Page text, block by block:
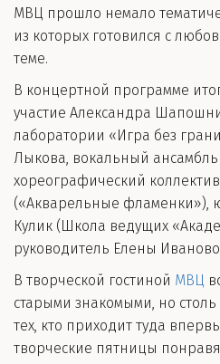
МВЦ прошло немало
из которых готовился с
теме.
В концертной программе
участие Александра
лаборатории «Игра без
Лыкова, вокальный ансамбль
хореографический
(«Акварельные фламенки»),
Кулик (Школа ведущих
руководитель Елены
В творческой гостиной МВЦ
старыми знакомыми, но
тех, кто приходит туда
творческие пятницы